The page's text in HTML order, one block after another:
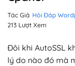
Tác Giả Hỏi Đáp
213 Lượt Xem
Đôi khi AutoSSL
lý do nào đó mà